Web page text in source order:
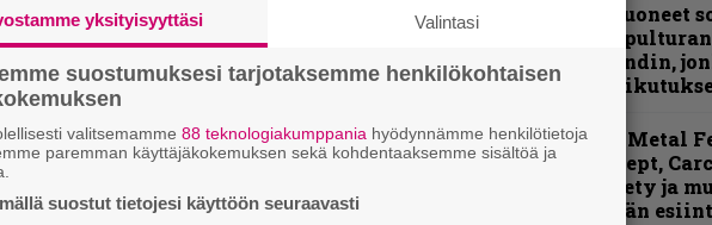
”He ovat tuoneet
uutta” –
nimeää bändin,
tehneet
Hellsinki Metal
osa 1 – Accept,
Label Society ja
avauspäivän
yksityisyyttäsi Valintasi
suostumuksesi tarjotaksemme henkilökohtaisen
valitsemamme 88 teknologiakumppania hyödynnämme henkilötietoja
paremman käyttäjäkokemuksen sekä kohdentaaksemme sisältöä ja
suostut tietojesi käyttöön seuraavasti